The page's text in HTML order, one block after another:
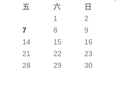
五 六 日
1
2
7 8
9
14 15
16
21 22
23
28 29
30